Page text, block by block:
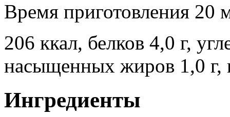
Время приготовления 20
206 ккал, белков 4,0 г,
насыщенных жиров 1,0 г,
Ингредиенты